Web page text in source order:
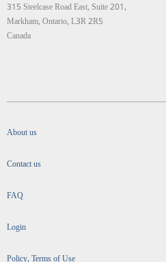
315 Steelcase Road East, Suite 201,
Markham, Ontario, L3R 2R5
Canada
About us
Contact us
FAQ
Login